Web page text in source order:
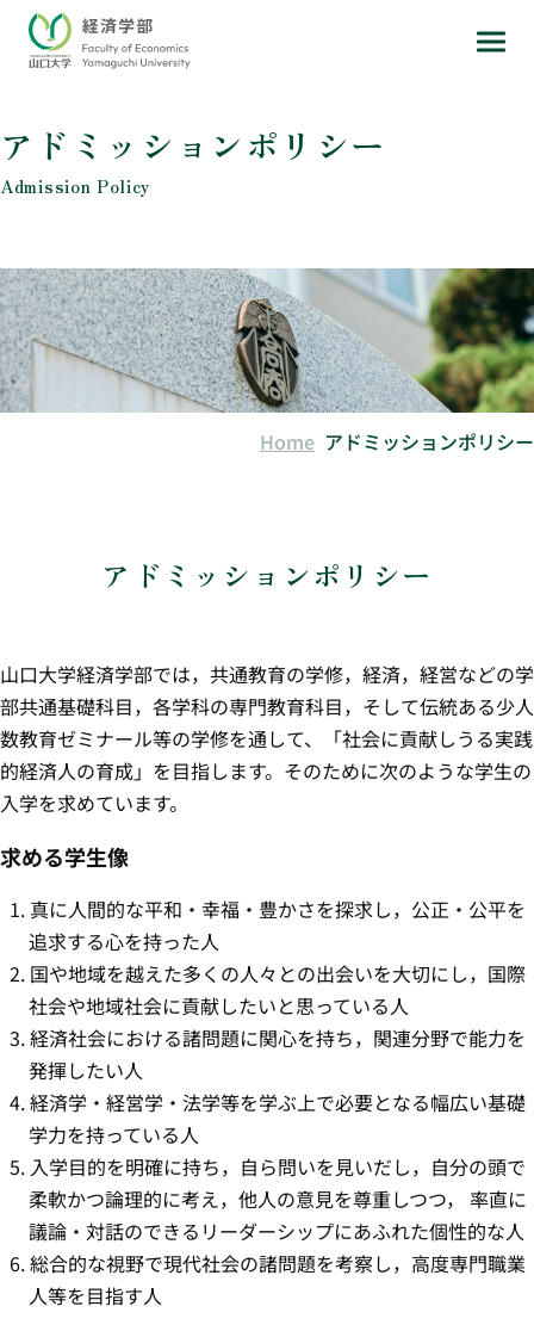
アドミッションポリシー
Admission Policy
Home アドミッションポリシー
アドミッションポリシー
山口大学経済学部では，共通教育の学修，経済，経営などの学
部共通基礎科目，各学科の専門教育科目，そして伝統ある少人
数教育ゼミナール等の学修を通して、「社会に貢献しうる実践
的経済人の育成」を目指します。そのために次のような学生の
入学を求めています。
求める学生像
真に人間的な平和・幸福・豊かさを探求し，公正・公平を
追求する心を持った人
国や地域を越えた多くの人々との出会いを大切にし，国際
社会や地域社会に貢献したいと思っている人
経済社会における諸問題に関心を持ち，関連分野で能力を
発揮したい人
経済学・経営学・法学等を学ぶ上で必要となる幅広い基礎
学力を持っている人
入学目的を明確に持ち，自ら問いを見いだし，自分の頭で
柔軟かつ論理的に考え，他人の意見を尊重しつつ， 率直に
議論・対話のできるリーダーシップにあふれた個性的な人
総合的な視野で現代社会の諸問題を考察し，高度専門職業
人等を目指す人